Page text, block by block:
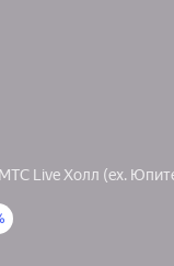
МТС Live Холл (ex.